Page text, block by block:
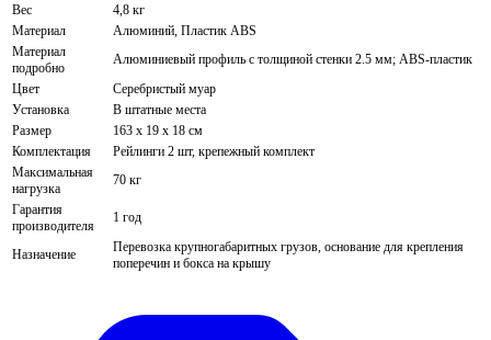
Вес
4,8 кг
Материал
Алюминий, Пластик ABS
Материал
подробно
Алюминиевый профиль c толщиной стенки 2.5 мм; ABS-пластик
Цвет
Серебристый муар
Установка
В штатные места
Размер
163 х 19 х 18 см
Комплектация
Рейлинги 2 шт, крепежный комплект
Максимальная
нагрузка
70 кг
Гарантия
производителя
1 год
Назначение
Перевозка крупногабаритных грузов, основание для крепления
поперечин и бокса на крышу